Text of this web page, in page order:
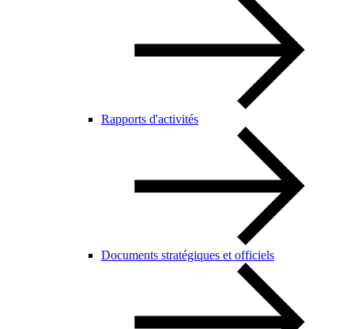
Rapports d'activités
Documents stratégiques et officiels